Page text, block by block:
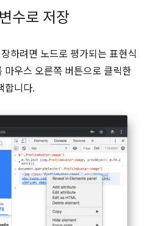
수로 저장
하려면 노드로 평가되는 표현식
마우스 오른쪽 버튼으로 클릭한
합니다.